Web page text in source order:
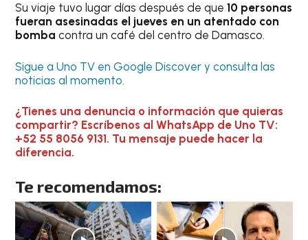
Su viaje tuvo lugar días después de que10 personas
fueran asesinadas el jueves en un atentado con
bomba contra un café del centro de Damasco.
Sigue a Uno TV en Google Discover y consulta las
noticias al momento.
¿Tienes una denuncia o información que quieras
compartir? Escríbenos al WhatsApp de Uno TV:
+52 55 8056 9131. Tu mensaje puede hacer la
diferencia.
Te recomendamos: